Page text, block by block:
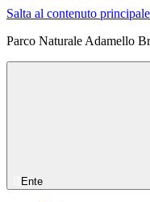
Salta al contenuto principale
Parco Naturale Adamello
Ente